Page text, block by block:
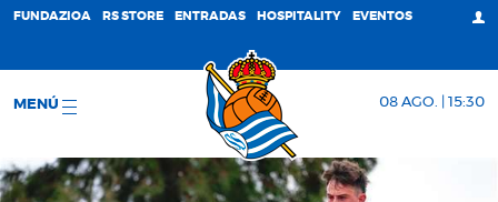
FUNDAZIOA RS STORE ENTRADAS HOSPITALITY EVENTOS
MENÚ 08 AGO. | 15:30